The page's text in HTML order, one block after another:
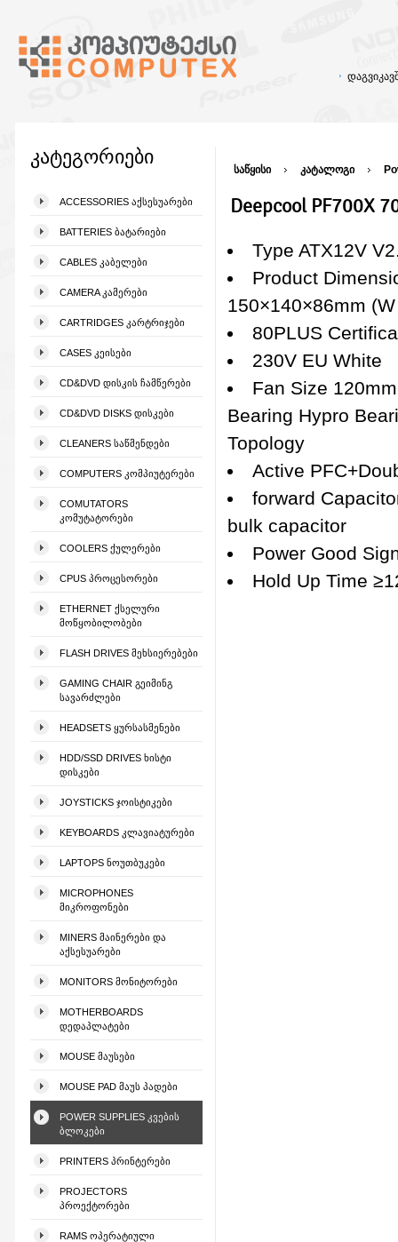
კატეგორიები
ACCESSORIES ᲐᲥᲡᲔᲡᲣᲐᲠᲔᲑᲘ
BATTERIES ᲑᲐᲢᲐᲠᲘᲔᲑᲘ
CABLES ᲙᲐᲑᲔᲚᲔᲑᲘ
CAMERA ᲙᲐᲛᲔᲠᲔᲑᲘ
CARTRIDGES ᲙᲐᲠᲢᲠᲘᲯᲔᲑᲘ
CASES ᲙᲔᲘᲡᲔᲑᲘ
CD&DVD ᲓᲘᲡᲙᲘᲡ ᲩᲐᲛᲬᲔᲠᲔᲑᲘ
CD&DVD DISKS ᲓᲘᲡᲙᲔᲑᲘ
CLEANERS ᲡᲐᲬᲛᲔᲜᲓᲔᲑᲘ
COMPUTERS ᲙᲝᲛᲞᲘᲣᲢᲔᲠᲔᲑᲘ
COMUTATORS
ᲙᲝᲛᲣᲢᲐᲢᲝᲠᲔᲑᲘ
COOLERS ᲥᲣᲚᲔᲠᲔᲑᲘ
CPUS ᲞᲠᲝᲪᲔᲡᲝᲠᲔᲑᲘ
ETHERNET ᲥᲡᲔᲚᲣᲠᲘ
ᲛᲝᲬᲧᲝᲑᲘᲚᲝᲑᲔᲑᲘ
FLASH DRIVES ᲛᲔᲮᲡᲘᲔᲠᲔᲑᲔᲑᲘ
GAMING CHAIR ᲒᲔᲘᲛᲘᲜᲒ
ᲡᲐᲕᲐᲠᲫᲚᲔᲑᲘ
HEADSETS ᲧᲣᲠᲡᲐᲡᲛᲔᲜᲔᲑᲘ
HDD/SSD DRIVES ᲮᲘᲡᲢᲘ
ᲓᲘᲡᲙᲔᲑᲘ
JOYSTICKS ᲯᲝᲘᲡᲢᲘᲙᲔᲑᲘ
KEYBOARDS ᲙᲚᲐᲕᲘᲐᲢᲣᲠᲔᲑᲘ
LAPTOPS ᲜᲝᲣᲗᲑᲣᲙᲔᲑᲘ
MICROPHONES
ᲛᲘᲙᲠᲝᲤᲝᲜᲔᲑᲘ
MINERS ᲛᲐᲘᲜᲔᲠᲔᲑᲘ ᲓᲐ
ᲐᲥᲡᲔᲡᲣᲐᲠᲔᲑᲘ
MONITORS ᲛᲝᲜᲘᲢᲝᲠᲔᲑᲘ
MOTHERBOARDS
ᲓᲔᲓᲐᲞᲚᲐᲢᲔᲑᲘ
MOUSE ᲛᲐᲣᲡᲔᲑᲘ
MOUSE PAD ᲛᲐᲣᲡ ᲞᲐᲓᲔᲑᲘ
POWER SUPPLIES ᲙᲕᲔᲑᲘᲡ
ᲑᲚᲝᲙᲔᲑᲘ
PRINTERS ᲞᲠᲘᲜᲢᲔᲠᲔᲑᲘ
PROJECTORS
ᲞᲠᲝᲔᲥᲢᲝᲠᲔᲑᲘ
RAMS ᲝᲞᲔᲠᲐᲢᲘᲣᲚᲘ
საწყისი კატალოგი
Deepcool PF700X
Type ATX12V
Product
150×140×86mm
80PLUS
230V EU White
Fan Size
Bearing Hypro
Topology
Active
forward
bulk capacitor
Power Good
Hold Up Time